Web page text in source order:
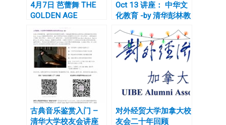
4月7日 芭蕾舞 THE
GOLDEN AGE
Oct 13 讲座： 中华文
化教育 -by 清华彭林教
古典音乐鉴赏入门 –
清华大学校友会讲座
对外经贸大学加拿大校
友会二十年回顾